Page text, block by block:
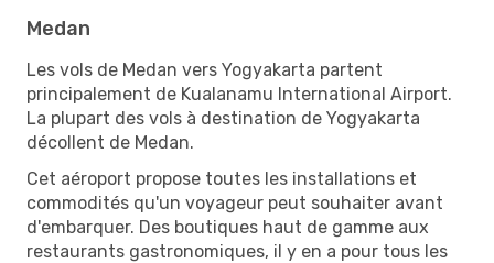
Medan
Les vols de Medan vers Yogyakarta partent
principalement de Kualanamu International Airport.
La plupart des vols à destination de Yogyakarta
décollent de Medan.
Cet aéroport propose toutes les installations et
commodités qu'un voyageur peut souhaiter avant
d'embarquer. Des boutiques haut de gamme aux
restaurants gastronomiques, il y en a pour tous les